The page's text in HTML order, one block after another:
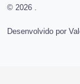
© 2026 .
Desenvolvido por